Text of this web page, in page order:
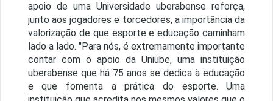
apoio de uma Universidade uberabense reforça,
junto aos jogadores e torcedores, a importância da
valorização de que esporte e educação caminham
lado a lado. "Para nós, é extremamente importante
contar com o apoio da Uniube, uma instituição
uberabense que há 75 anos se dedica à educação
e que fomenta a prática do esporte. Uma